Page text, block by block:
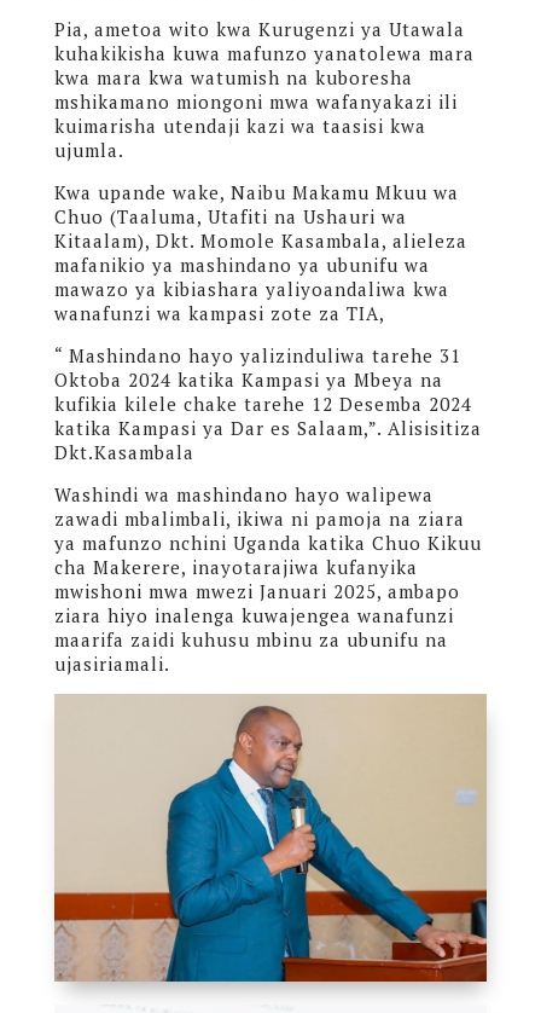
Pia, ametoa wito kwa Kurugenzi ya Utawala
kuhakikisha kuwa mafunzo yanatolewa mara
kwa mara kwa watumish na kuboresha
mshikamano miongoni mwa wafanyakazi ili
kuimarisha utendaji kazi wa taasisi kwa
ujumla.
Kwa upande wake, Naibu Makamu Mkuu wa
Chuo (Taaluma, Utafiti na Ushauri wa
Kitaalam), Dkt. Momole Kasambala, alieleza
mafanikio ya mashindano ya ubunifu wa
mawazo ya kibiashara yaliyoandaliwa kwa
wanafunzi wa kampasi zote za TIA,
“ Mashindano hayo yalizinduliwa tarehe 31
Oktoba 2024 katika Kampasi ya Mbeya na
kufikia kilele chake tarehe 12 Desemba 2024
katika Kampasi ya Dar es Salaam,”. Alisisitiza
Dkt.Kasambala
Washindi wa mashindano hayo walipewa
zawadi mbalimbali, ikiwa ni pamoja na ziara
ya mafunzo nchini Uganda katika Chuo Kikuu
cha Makerere, inayotarajiwa kufanyika
mwishoni mwa mwezi Januari 2025, ambapo
ziara hiyo inalenga kuwajengea wanafunzi
maarifa zaidi kuhusu mbinu za ubunifu na
ujasiriamali.